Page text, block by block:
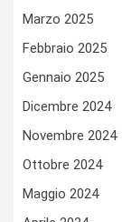
Marzo 2025
Febbraio 2025
Gennaio 2025
Dicembre 2024
Novembre 2024
Ottobre 2024
Maggio 2024